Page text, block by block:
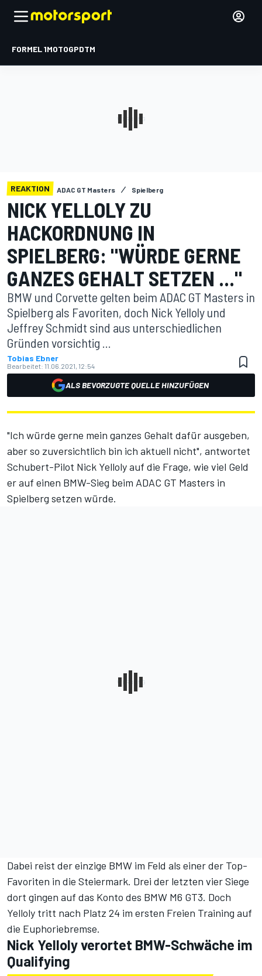
FORMEL 1MOTOGPDTM
REAKTION ADAC GT Masters Spielberg
NICK YELLOLY ZU
HACKORDNUNG IN
SPIELBERG: "WÜRDE GERNE
GANZES GEHALT SETZEN ..."
BMW und Corvette gelten beim ADAC GT Masters in
Spielberg als Favoriten, doch Nick Yelloly und
Jeffrey Schmidt sind aus unterschiedlichen
Gründen vorsichtig ...
Tobias Ebner
Bearbeitet: 11.06.2021, 12:54
ALS BEVORZUGTE QUELLE HINZUFÜGEN
"Ich würde gerne mein ganzes Gehalt dafür ausgeben,
aber so zuversichtlich bin ich aktuell nicht", antwortet
Schubert-Pilot Nick Yelloly auf die Frage, wie viel Geld
er auf einen BMW-Sieg beim ADAC GT Masters in
Spielberg setzen würde.
Dabei reist der einzige BMW im Feld als einer der Top-
Favoriten in die Steiermark. Drei der letzten vier Siege
dort gingen auf das Konto des BMW M6 GT3. Doch
Yelloly tritt nach Platz 24 im ersten Freien Training auf
die Euphoriebremse.
Nick Yelloly verortet BMW-Schwäche im
Qualifying